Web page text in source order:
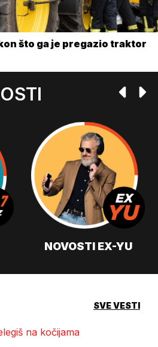
što ga je pregazio traktor
NOVOSTI EX-YU
SVE VESTI